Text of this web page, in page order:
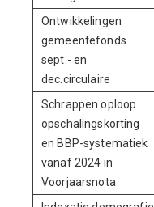
Ontwikkelingen
gemeentefonds
sept.- en
dec.circulaire
Schrappen oploop
opschalingskorting
en BBP-systematiek
vanaf 2024 in
Voorjaarsnota